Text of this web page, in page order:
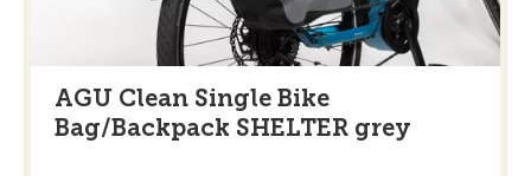
AGU Clean Single Bike
Bag/Backpack SHELTER grey